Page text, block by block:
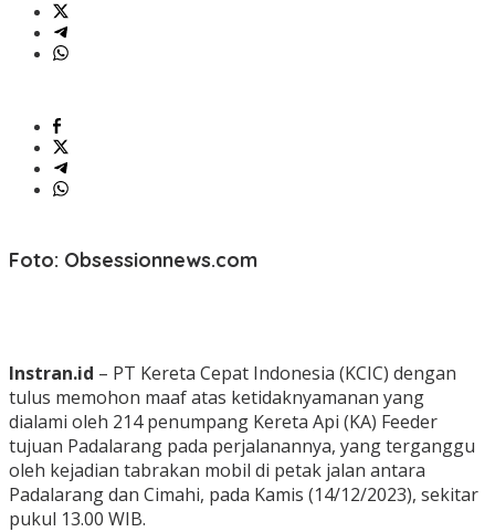
Foto: Obsessionnews.com
Instran.id – PT Kereta Cepat Indonesia (KCIC) dengan
tulus memohon maaf atas ketidaknyamanan yang
dialami oleh 214 penumpang Kereta Api (KA) Feeder
tujuan Padalarang pada perjalanannya, yang terganggu
oleh kejadian tabrakan mobil di petak jalan antara
Padalarang dan Cimahi, pada Kamis (14/12/2023), sekitar
pukul 13.00 WIB.